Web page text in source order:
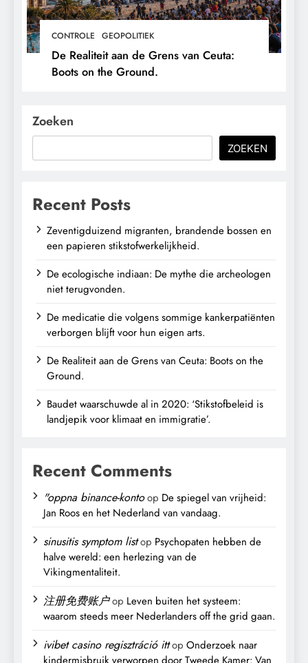
CONTROLE GEOPOLITIEK
De Realiteit aan de Grens van Ceuta:
Boots on the Ground.
Zoeken
ZOEKEN
Recent Posts
Zeventigduizend migranten, brandende bossen en
een papieren stikstofwerkelijkheid.
De ecologische indiaan: De mythe die archeologen
niet terugvonden.
De medicatie die volgens sommige kankerpatiënten
verborgen blijft voor hun eigen arts.
De Realiteit aan de Grens van Ceuta: Boots on the
Ground.
Baudet waarschuwde al in 2020: ‘Stikstofbeleid is
landjepik voor klimaat en immigratie’.
Recent Comments
"oppna binance-kontoop De spiegel van vrijheid:
Jan Roos en het Nederland van vandaag.
sinusitis symptom listop Psychopaten hebben de
halve wereld: een herlezing van de
Vikingmentaliteit.
注册免费账户op Leven buiten het systeem:
waarom steeds meer Nederlanders off the grid gaan.
ivibet casino regisztráció ittop Onderzoek naar
kindermisbruik verworpen door Tweede Kamer: Van